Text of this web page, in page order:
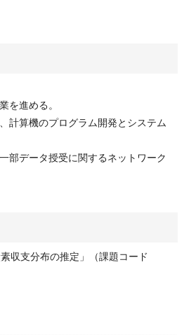
を進める。
計算機のプログラム開発とシステム
部データ授受に関するネットワーク
収支分布の推定」（課題コード